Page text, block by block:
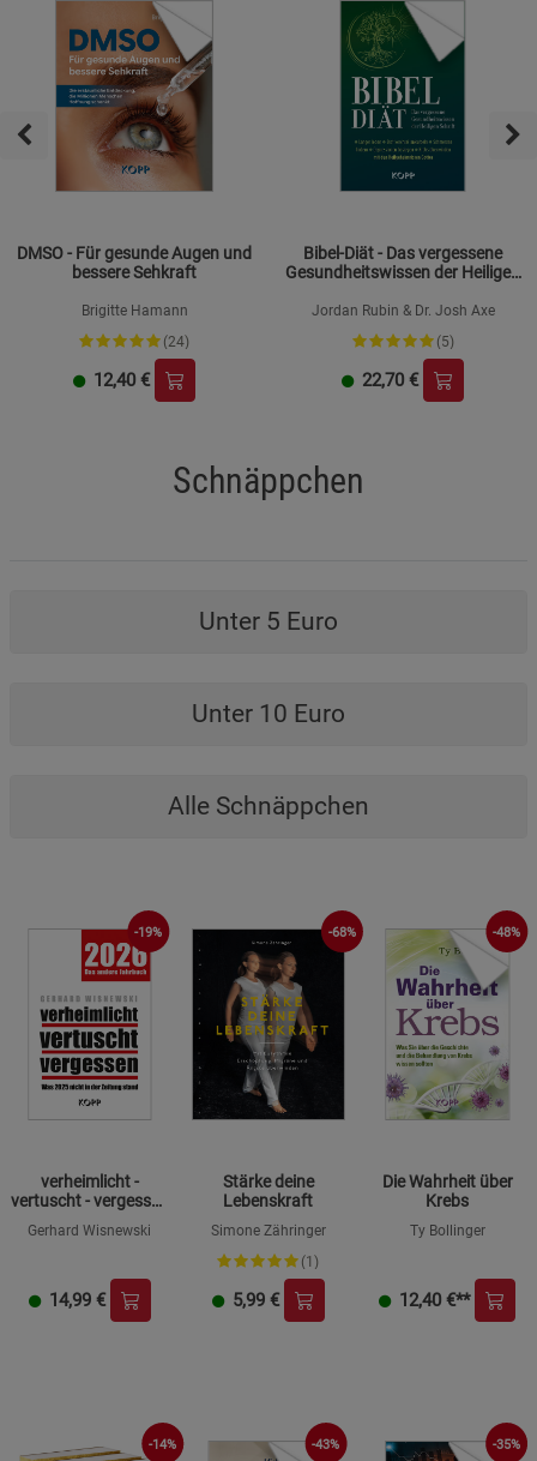
DMSO - Für gesunde Augen und
bessere Sehkraft
Brigitte Hamann
(24)
12,40 €
Bibel-Diät - Das vergessene
Gesundheitswissen der Heiligen
Jordan Rubin & Dr. Josh Axe
(5)
22,70 €
Schnäppchen
Unter 5 Euro
Unter 10 Euro
Alle Schnäppchen
-19%
verheimlicht -
vertuscht - vergessen
Mängelexemplar
Gerhard Wisnewski
14,99 €
-68%
Stärke deine
Lebenskraft
Simone Zähringer
(1)
5,99 €
-48%
Die Wahrheit über
Krebs
Ty Bollinger
12,40 €**
-14% -43% -35%